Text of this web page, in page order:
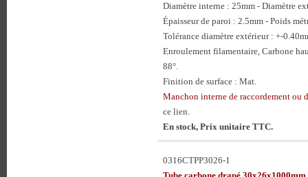
Diamètre interne : 25mm - Diamètre
Épaisseur de paroi : 2.5mm - Poids
Tolérance diamètre extérieur : +-
Enroulement filamentaire, Carbone
88°.
Finition de surface : Mat.
Manchon interne de raccordement ou
ce lien.
En stock, Prix unitaire TTC.
0316CTPP3026-1